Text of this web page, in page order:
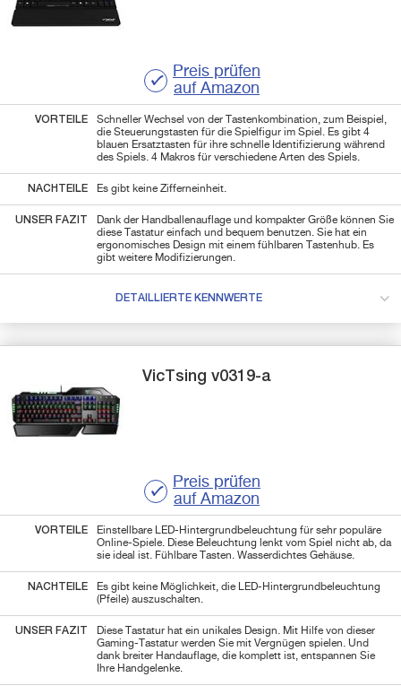
Preis prüfen
auf Amazon
VORTEILE
Schneller Wechsel von der Tastenkombination, zum Beispiel,
die Steuerungstasten für die Spielfigur im Spiel. Es gibt 4
blauen Ersatztasten für ihre schnelle Identifizierung während
des Spiels. 4 Makros für verschiedene Arten des Spiels.
NACHTEILE Es gibt keine Zifferneinheit.
UNSER FAZIT
Dank der Handballenauflage und kompakter Größe können Sie
diese Tastatur einfach und bequem benutzen. Sie hat ein
ergonomisches Design mit einem fühlbaren Tastenhub. Es
gibt weitere Modifizierungen.
DETAILLIERTE KENNWERTE
VicTsingv0319-a
Preis prüfen
auf Amazon
VORTEILE
Einstellbare LED-Hintergrundbeleuchtung für sehr populäre
Online-Spiele. Diese Beleuchtung lenkt vom Spiel nicht ab, da
sie ideal ist. Fühlbare Tasten. Wasserdichtes Gehäuse.
NACHTEILE
Es gibt keine Möglichkeit, die LED-Hintergrundbeleuchtung
(Pfeile) auszuschalten.
UNSER FAZIT
Diese Tastatur hat ein unikales Design. Mit Hilfe von dieser
Gaming-Tastatur werden Sie mit Vergnügen spielen. Und
dank breiter Handauflage, die komplett ist, entspannen Sie
Ihre Handgelenke.